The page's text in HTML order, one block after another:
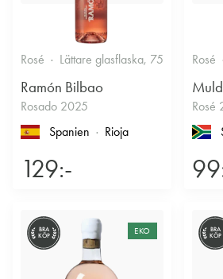
Rosé Lättare glasflaska, 750ml 12.5%
Ramón Bilbao
Rosado 2025
Spanien
Rioja
129:-
Rosé
Rosé
BRA
KÖP
EKO
BRA
KÖP